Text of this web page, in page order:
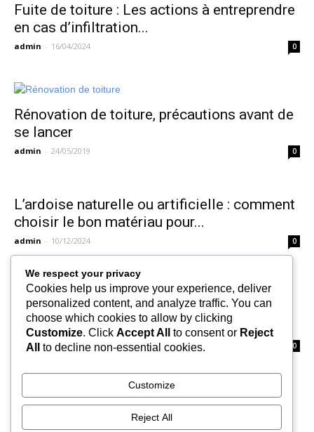
Fuite de toiture : Les actions à entreprendre
en cas d’infiltration...
admin - 16/04/2024 0
Rénovation de toiture, précautions avant de
se lancer
admin - 24/05/2019 0
L’ardoise naturelle ou artificielle : comment
choisir le bon matériau pour...
admin - 10/12/2024 0
Réparation de toitures endommagées :
quand et comment le faire ?
admin - 20/04/2023 0
2 3
We respect your privacy
Cookies help us improve your experience, deliver
personalized content, and analyze traffic. You can
choose which cookies to allow by clicking
Customize. Click Accept All to consent or Reject
All
to decline non-essential cookies.
Customize
Reject All